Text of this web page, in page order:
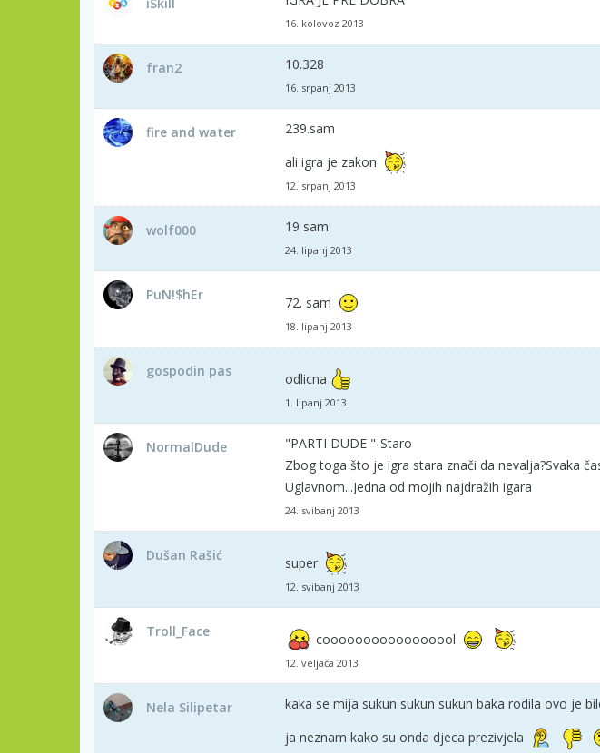
16. kolovoz 2013
fran2 10.328
16. srpanj 2013
fire and water
239.sam
ali igra je zakon
12. srpanj 2013
wolf000 19 sam
24. lipanj 2013
PuN!$hEr 72. sam
18. lipanj 2013
gospodin pas odlicna
1. lipanj 2013
NormalDude
"PARTI DUDE "-Staro
Zbog toga što je igra stara znači da nevalja?Svaka
Uglavnom...Jedna od mojih najdražih igara
24. svibanj 2013
Dušan Rašić super
12. svibanj 2013
Troll_Face cooooooooooooooool
12. veljača 2013
Nela Silipetar
kaka se mija sukun sukun sukun baka rodila ovo je
ja neznam kako su onda djeca prezivjela